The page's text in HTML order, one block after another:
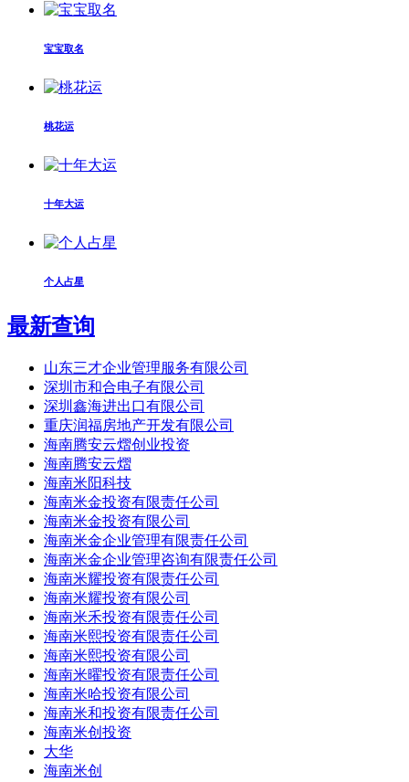
宝宝取名
桃花运
十年大运
个人占星
最新查询
山东三才企业管理服务有限公司
深圳市和合电子有限公司
深圳鑫海进出口有限公司
重庆润福房地产开发有限公司
海南腾安云熠创业投资
海南腾安云熠
海南米阳科技
海南米金投资有限责任公司
海南米金投资有限公司
海南米金企业管理有限责任公司
海南米金企业管理咨询有限责任公司
海南米耀投资有限责任公司
海南米耀投资有限公司
海南米禾投资有限责任公司
海南米熙投资有限责任公司
海南米熙投资有限公司
海南米曜投资有限责任公司
海南米哈投资有限公司
海南米和投资有限责任公司
海南米创投资
大华
海南米创